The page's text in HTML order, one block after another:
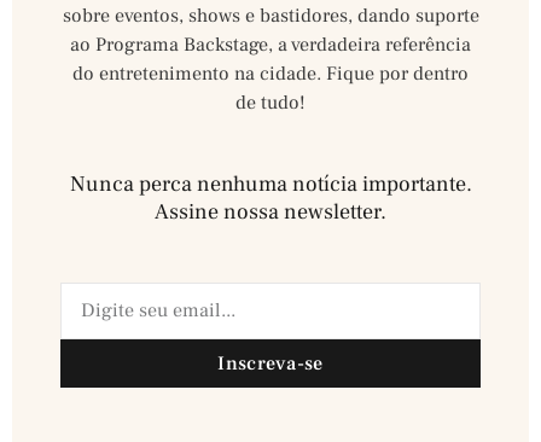
sobre eventos, shows e bastidores, dando suporte
ao Programa Backstage, a verdadeira referência
do entretenimento na cidade. Fique por dentro
de tudo!
Nunca perca nenhuma notícia importante.
Assine nossa newsletter.​
Inscreva-se